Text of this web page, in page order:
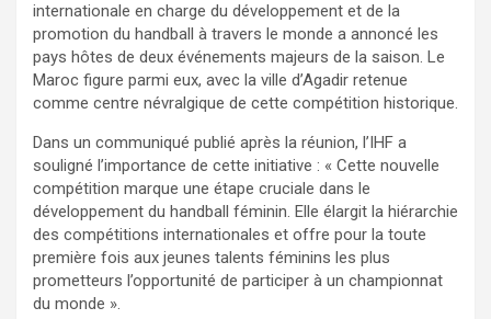
internationale en charge du développement et de la
promotion du handball à travers le monde a annoncé les
pays hôtes de deux événements majeurs de la saison. Le
Maroc figure parmi eux, avec la ville d’Agadir retenue
comme centre névralgique de cette compétition historique.
Dans un communiqué publié après la réunion, l’IHF a
souligné l’importance de cette initiative : « Cette nouvelle
compétition marque une étape cruciale dans le
développement du handball féminin. Elle élargit la hiérarchie
des compétitions internationales et offre pour la toute
première fois aux jeunes talents féminins les plus
prometteurs l’opportunité de participer à un championnat
du monde ».